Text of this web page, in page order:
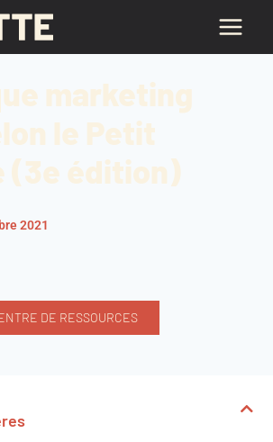
marketing
le Petit
(3e édition)
2021
DE RESSOURCES